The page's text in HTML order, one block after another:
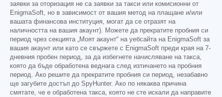
заявки за оторизация не са заявки за такси или комисионни от
EnigmaSoft, но в зависимост от вашия метод на плащане и/или
вашата финансова институция, могат да се отразят на
наличността на вашия акаунт). Можете да прекратите пробния си
период чрез секцията „Моят акаунт“ на уебсайта на EnigmaSoft за
вашия акаунт или като се свържете с EnigmaSoft преди края на 7-
дневния пробен период, за да избегнете начисляване на такса,
която да бъде обработена веднага след изтичането на пробния
период. Ако решите да прекратите пробния си период, незабавно
ще загубите достъп до SpyHunter. Ако по някаква причина
смятате, че е обработена такса, която не сте искали да направите